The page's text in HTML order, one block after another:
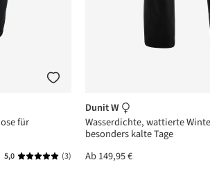
für
5,0 Durchschnittliche Bewertung von 5 von 5
(3)
Dunit W
Wasserdichte, wattierte
besonders kalte Tage
Ab149,95 €